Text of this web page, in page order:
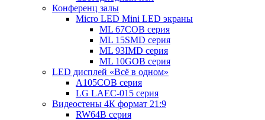
Конференц залы
Micro LED Mini LED экраны
ML 67COB серия
ML 15SMD серия
ML 93IMD серия
ML 10GOB серия
LED дисплей «Всё в одном»
A105COB серия
LG LAEC-015 серия
Видеостены 4К формат 21:9
RW64B серия